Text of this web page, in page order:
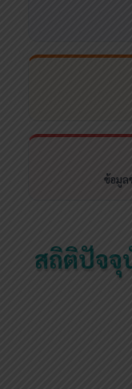
ข้อมูล
สถิติปัจจุ